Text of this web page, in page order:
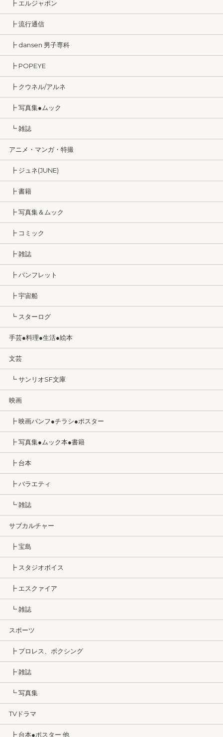
┣ エルジャポン
┣ 流行通信
┣ dansen 男子専科
┣ POPEYE
┣ クウネル/アルネ
┣ 写真集●ムック
┗ 雑誌
アニメ・マンガ・特撮
┣ ジュネ(JUNE)
┣ 書籍
┣ 写真集＆ムック
┣ コミック
┣ 雑誌
┣ パンフレット
┣ 宇宙船
┗ スターログ
手芸●料理●生活●絵本
文芸
┗ サンリオSF文庫
映画
┣ 映画パンフ●チラシ●ポスター
┣ 写真集●ムック本●書籍
┣ 台本
┣ バラエティ
┗ 雑誌
サブカルチャー
┣ 宝島
┣ スタジオボイス
┣ エスクァイア
┗ 雑誌
スポーツ
┣ プロレス、ボクシング
┣ 雑誌
┗ 写真集
TVドラマ
┣ 台本●ポスター 他